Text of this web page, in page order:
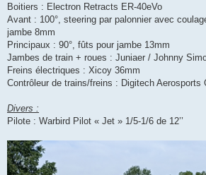
Boitiers : Electron Retracts ER-40eVo
Avant : 100°, steering par palonnier avec
jambe 8mm
Principaux : 90°, fûts pour jambe 13mm
Jambes de train + roues : Juniaer / Johnny
Freins électriques : Xicoy 36mm
Contrôleur de trains/freins : Digitech Aerosports
Divers :
Pilote : Warbird Pilot « Jet » 1/5-1/6 de 12’’